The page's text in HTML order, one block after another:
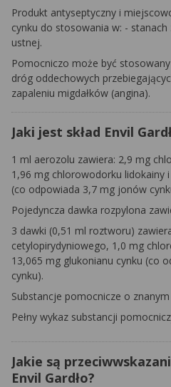
Produkt antyseptyczny i
cynku do stosowania w: - stanach
ustnej.
Pomocniczo może być
dróg oddechowych
zapaleniu migdałków (angina).
Jaki jest skład Envil
1 ml aerozolu zawiera: 2,9 mg
1,96 mg chlorowodorku lidokainy
(co odpowiada 3,7 mg jonów
Pojedyncza dawka rozpylona
3 dawki (0,51 ml roztworu)
cetylopirydyniowego, 1,0 mg
13,065 mg glukonianu cynku (co
cynku).
Substancje pomocnicze o znanym
Pełny wykaz substancji
Jakie są
Envil Gardło?